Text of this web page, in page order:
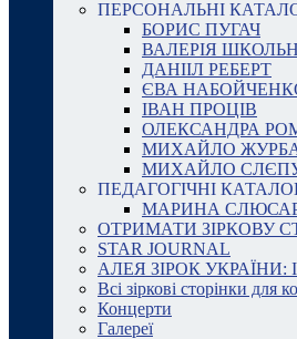
ПЕРСОНАЛЬНІ
БОРИС ПУГАЧ
ВАЛЕРІЯ
ДАНІІЛ РЕБЕРТ
ЄВА
ІВАН ПРОЦІВ
ОЛЕКСАНДРА
МИХАЙЛО
МИХАЙЛО
ПЕДАГОГІЧНІ
МАРИНА
ОТРИМАТИ ЗІРКОВУ
STAR JOURNAL
АЛЕЯ ЗІРОК УКРАЇНИ:
Всі зіркові сторінки для
Концерти
Галереї